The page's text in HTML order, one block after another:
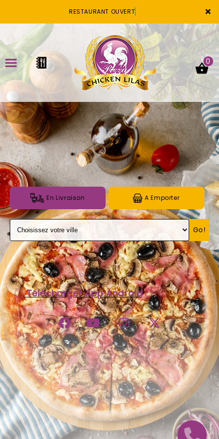
×
RESTAURANT OUVERT
ACCUEIL
LA CARTE
VOTRE COMPTE
NOTRE RESTAURANT
VOS AVIS
MENTIONS LÉGALES
0
En Livraison A Emporter
Go!
Télécharger App Android